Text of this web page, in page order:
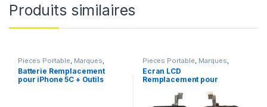
Produits similaires
Pieces Portable Marques
Apple iPhone 5C Batteries et
chargeurs,Batteries Apple
Batterie Remplacement
pour iPhone 5C + Outils
Pieces Portable Marques
Apple iPhone 5s
Ecran LCD
Remplacement pour
tactile + Outils